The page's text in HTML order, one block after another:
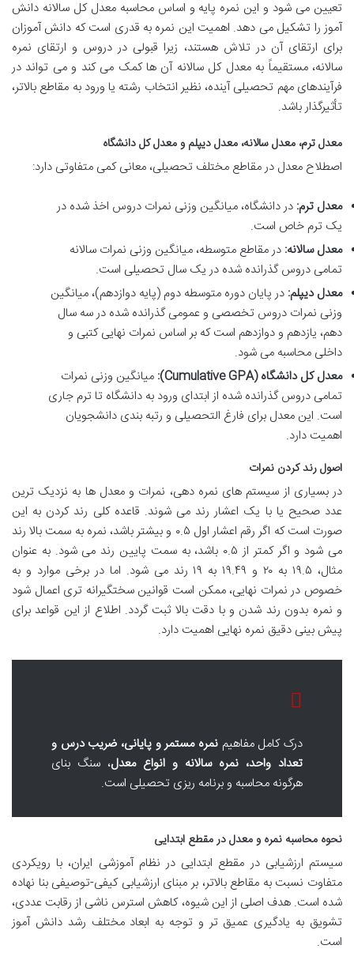
تعیین می شود و این نمره پایه و اساس محاسبه معدل کل سالانه دانش
آموز را تشکیل می دهد. اهمیت این نمره به قدری است که دانش آموزان
برای ارتقای آن در تلاش هستند، زیرا قبولی در دروس و ارتقای نمره
سالانه، مستقیماً به معدل کل سالانه آن ها کمک می کند و می تواند در
فرآیندهای مهم تحصیلی آینده، نظیر انتخاب رشته یا ورود به مقاطع بالاتر،
تأثیرگذار باشد.
معدل ترم، معدل سالانه، معدل دیپلم و معدل کل دانشگاه
اصطلاح معدل در مقاطع مختلف تحصیلی، معانی کمی متفاوتی دارد:
معدل ترم: در دانشگاه، میانگین وزنی نمرات دروس اخذ شده در
یک ترم خاص است.
معدل سالانه: در مقاطع متوسطه، میانگین وزنی نمرات سالانه
تمامی دروس گذرانده شده در یک سال تحصیلی است.
معدل دیپلم: در پایان دوره متوسطه دوم (پایه دوازدهم)، میانگین
وزنی نمرات دروس تخصصی و عمومی گذرانده شده در سه سال
دهم، یازدهم و دوازدهم است که بر اساس نمرات نهایی کتبی و
داخلی محاسبه می شود.
معدل کل دانشگاه (Cumulative GPA):
میانگین وزنی نمرات
تمامی دروس گذرانده شده از ابتدای ورود به دانشگاه تا ترم جاری
است. این معدل برای فارغ التحصیلی و رتبه بندی دانشجویان
اهمیت دارد.
اصول رند کردن نمرات
در بسیاری از سیستم های نمره دهی، نمرات و معدل ها به نزدیک ترین
عدد صحیح یا با یک اعشار رند می شوند. قاعده کلی رند کردن به این
صورت است که اگر رقم اعشار اول ۰.۵ و بیشتر باشد، نمره به سمت بالا رند
می شود و اگر کمتر از ۰.۵ باشد، به سمت پایین رند می شود. به عنوان
مثال، ۱۹.۵ به ۲۰ و ۱۹.۴۹ به ۱۹ رند می شود. اما در برخی موارد و به
خصوص در نمرات نهایی، ممکن است قوانین سختگیرانه تری اعمال شود
و نمره بدون رند شدن و با دقت بالا ثبت گردد. اطلاع از این قواعد برای
پیش بینی دقیق نمره نهایی اهمیت دارد.
درک کامل مفاهیم نمره مستمر و پایانی، ضریب درس و
تعداد واحد، نمره سالانه و انواع معدل، سنگ بنای
هرگونه محاسبه و برنامه ریزی تحصیلی است.
نحوه محاسبه نمره و معدل در مقطع ابتدایی
سیستم ارزشیابی در مقطع ابتدایی در نظام آموزشی ایران، با رویکردی
متفاوت نسبت به مقاطع بالاتر، بر مبنای ارزشیابی کیفی-توصیفی بنا نهاده
شده است. هدف اصلی از این شیوه، کاهش استرس ناشی از رقابت عددی،
تشویق به یادگیری عمیق تر و توجه به ابعاد مختلف رشد دانش آموز
است.